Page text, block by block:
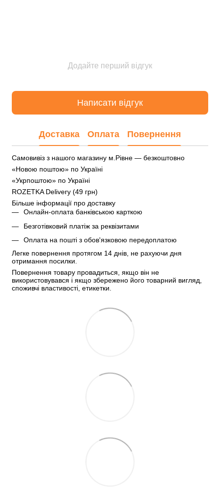
Додайте перший відгук
Написати відгук
Доставка Оплата Повернення
Самовивіз з нашого магазину м.Рівне — безкоштовно
«Новою поштою» по Україні
«Укрпоштою» по Україні
ROZETKA Delivery (49 грн)
Більше інформації про доставку
Онлайн-оплата банківською карткою
Безготівковий платіж за реквізитами
Оплата на пошті з обов'язковою передоплатою
Легке повернення протягом 14 днів, не рахуючи дня
отримання посилки.
Повернення товару провадиться, якщо він не
використовувався і якщо збережено його товарний вигляд,
споживчі властивості, етикетки.